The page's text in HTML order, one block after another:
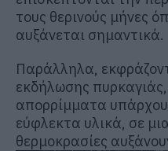
τους θερινούς μήνες
αυξάνεται σημαντικά.
Παράλληλα,
εκδήλωσης
απορρίμματα
εύφλεκτα υλικά, σε
θερμοκρασίες